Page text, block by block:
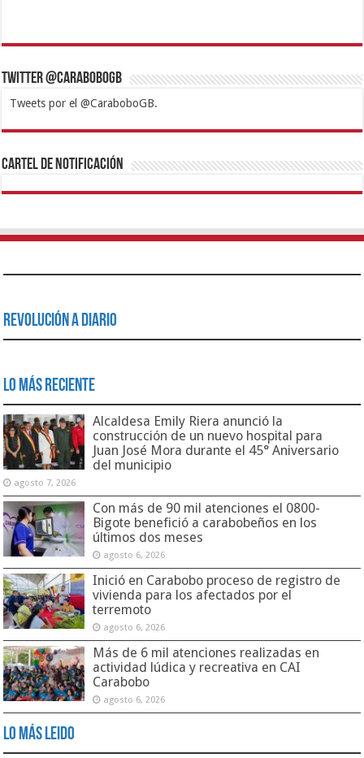
Twitter @CaraboboGB
Tweets por el @CaraboboGB.
1xbetBetturkeyBetistKralbetSupertotobetTipobetMatadorbetMariobet
https://mvbcasino.com/
Cartel de Notificación
Revolución a Diario
Lo Más Reciente
Alcaldesa Emily Riera anunció la
construcción de un nuevo hospital para
Juan José Mora durante el 45° Aniversario
del municipio
agosto 7, 2026
Con más de 90 mil atenciones el 0800-
Bigote benefició a carabobeños en los
últimos dos meses
agosto 6, 2026
Inició en Carabobo proceso de registro de
vivienda para los afectados por el
terremoto
agosto 6, 2026
Más de 6 mil atenciones realizadas en
actividad lúdica y recreativa en CAI
Carabobo
agosto 6, 2026
Lo Más Leido